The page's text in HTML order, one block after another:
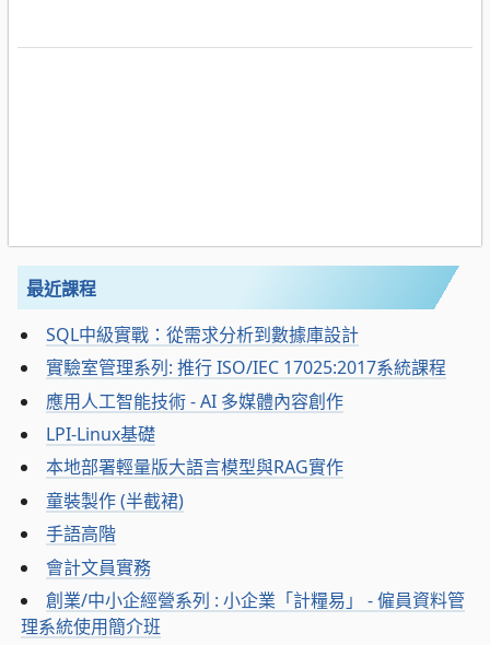
最近課程
SQL中級實戰：從需求分析到數據庫設計
實驗室管理系列: 推行 ISO/IEC 17025:2017系統課程
應用人工智能技術 - AI 多媒體內容創作
LPI-Linux基礎
本地部署輕量版大語言模型與RAG實作
童裝製作 (半截裙)
手語高階
會計文員實務
創業/中小企經營系列 : 小企業「計糧易」 - 僱員資料管
理系統使用簡介班